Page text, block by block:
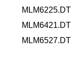
MLM6225.DT
MLM6421.DT
MLM6527.DT